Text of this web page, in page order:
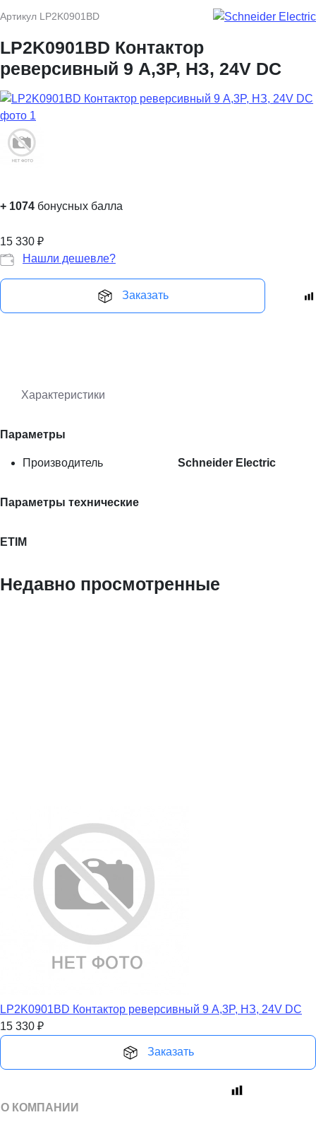
Артикул LP2K0901BD
LP2K0901BD Контактор
реверсивный 9 A,3P, НЗ, 24V DС
+ 1074 бонусных балла
15 330 ₽
Нашли дешевле?
Заказать
Характеристики
Параметры
Производитель Schneider Electric
Параметры технические
ETIM
Недавно просмотренные
LP2K0901BD Контактор реверсивный 9 A,3P, НЗ, 24V DС
15 330 ₽
Заказать
О КОМПАНИИ